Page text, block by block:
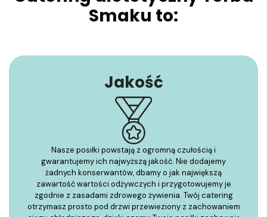
Smaku to:
Jakość
Nasze posiłki powstają z ogromną czułością i
gwarantujemy ich najwyższą jakość. Nie dodajemy
żadnych konserwantów, dbamy o jak największą
zawartość wartości odżywczych i przygotowujemy je
zgodnie z zasadami zdrowego żywienia. Twój catering
otrzymasz prosto pod drzwi przewieziony z zachowaniem